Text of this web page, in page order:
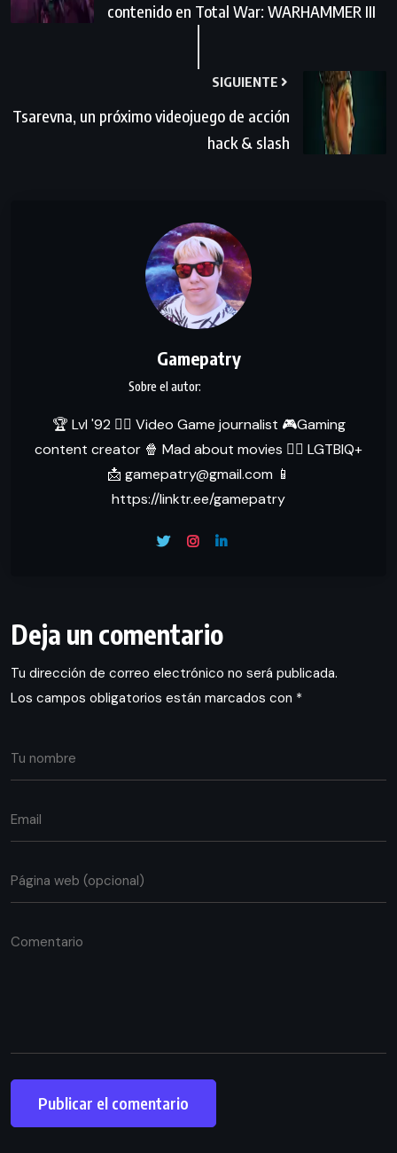
contenido en Total War: WARHAMMER III
SIGUIENTE
Tsarevna, un próximo videojuego de acción
hack & slash
Gamepatry
🏆 Lvl '92 ✍🏻 Video Game journalist 🎮Gaming
content creator 🍿 Mad about movies 🏳‍🌈 LGTBIQ+
📩 gamepatry@gmail.com 📱
https://linktr.ee/gamepatry
Deja un comentario
Tu dirección de correo electrónico no será publicada.
Los campos obligatorios están marcados con *